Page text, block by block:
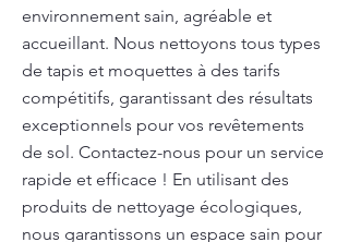
environnement sain, agréable et
accueillant. Nous nettoyons tous types
de tapis et moquettes à des tarifs
compétitifs, garantissant des résultats
exceptionnels pour vos revêtements
de sol. Contactez-nous pour un service
rapide et efficace ! En utilisant des
produits de nettoyage écologiques,
nous garantissons un espace sain pour